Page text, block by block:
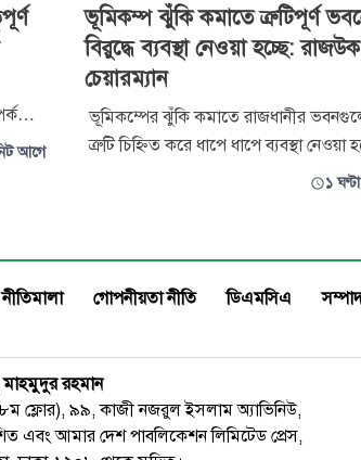
আগে
ভূমিকম্প ঝুঁকি কমাতে ত্রুটিপূর্ণ
বিরুদ্ধে ব্যবস্থা নেওয়া হচ্ছে: রাজউক
চেয়ারম্যান
ভূমিকম্পের ঝুঁকি কমাতে রাজধানীর
ত্রুটি চিহ্নিত করে ধাপে ধাপে ব্যবস্থা নেওয়া
বলে জানিয়েছেন রাজধানী উন্নয়ন কর্তৃপক্ষের
প্রধান কারণ শুধু ভবনের উচ্চতা নয়, বরং
নকশা, মাটির অবস্
১
গোপনীয়তা নীতি ডিএমসিএ
রহমান
ফ্লোর), ৯৯, কাজী নজরুল ইসলাম অ্যাভিনিউ,
এবং আমার দেশ পাবলিকেশন লিমিটেড প্রেস,